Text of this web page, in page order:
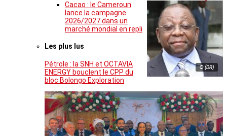
© (DR)
Cacao : le Cameroun
lance la campagne
2026/2027 dans un
marché mondial en repli
Les plus lus
Pétrole : la SNH et OCTAVIA
ENERGY bouclent le CPP du
bloc Bolongo Exploration